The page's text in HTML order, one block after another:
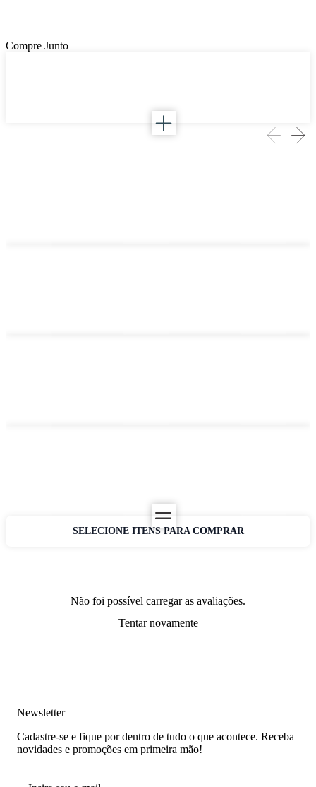
Compre Junto
SELECIONE ITENS PARA COMPRAR
Não foi possível carregar as avaliações.
Tentar novamente
Newsletter
Cadastre-se e fique por dentro de tudo o que acontece. Receba
novidades e promoções em primeira mão!